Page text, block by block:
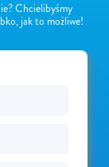
Chcielibyśmy
jak to możliwe!